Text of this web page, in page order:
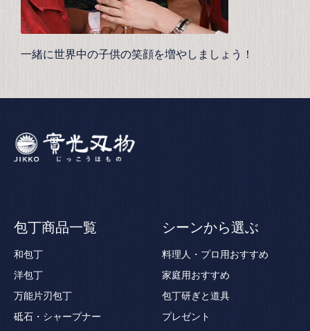
一緒に世界中の子供の笑顔を増やしましょう！
包丁商品一覧
和包丁
洋包丁
万能片刃包丁
砥石・シャープナー
シーンから選ぶ
料理人・プロ用おすすめ
家庭用おすすめ
包丁研ぎと道具
プレゼント